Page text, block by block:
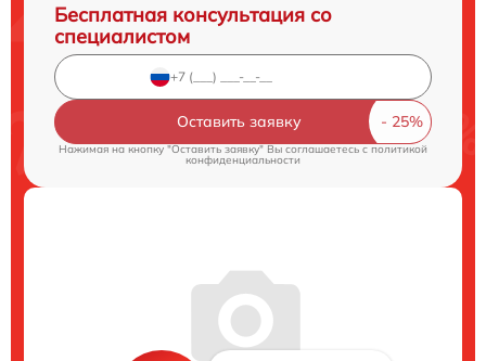
Бесплатная консультация со
специалистом
Оставить заявку
Нажимая на кнопку "Оставить заявку" Вы соглашаетесь cполитикой
конфиденциальности